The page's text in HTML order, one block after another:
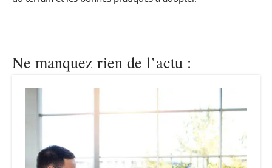
Ne manquez rien de l’actu :